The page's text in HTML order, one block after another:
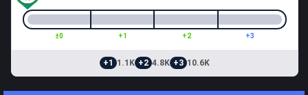
±0 +1 +2 +3
+1 1.1K +2 4.8K +3 10.6K